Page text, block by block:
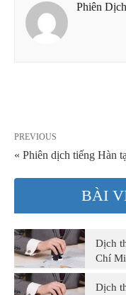
Phiên
PREVIOUS
« Phiên dịch tiếng Hàn
BÀI
Dịch
Chí
Dịch